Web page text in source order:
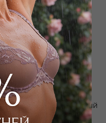
скидку 10%
на первый